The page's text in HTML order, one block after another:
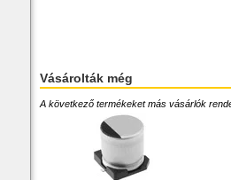
Vásárolták még
A következő termékeket más vásárlók